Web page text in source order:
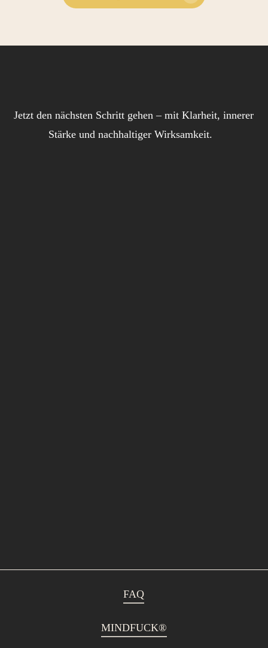
Jetzt den nächsten Schritt gehen – mit Klarheit, innerer
Stärke und nachhaltiger Wirksamkeit.
FAQ
MINDFUCK®